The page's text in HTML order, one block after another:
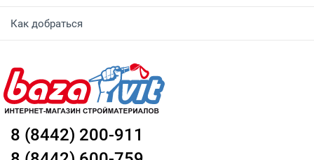
Как добраться
8 (8442) 200-911